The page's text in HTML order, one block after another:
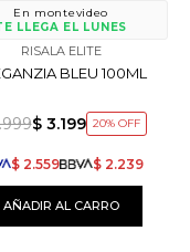
En montevideo
LLEGA EL LUNES
RISALA ELITE
BLEU 100ML
$ 3.199 20
$ 2.239
$ 2.559